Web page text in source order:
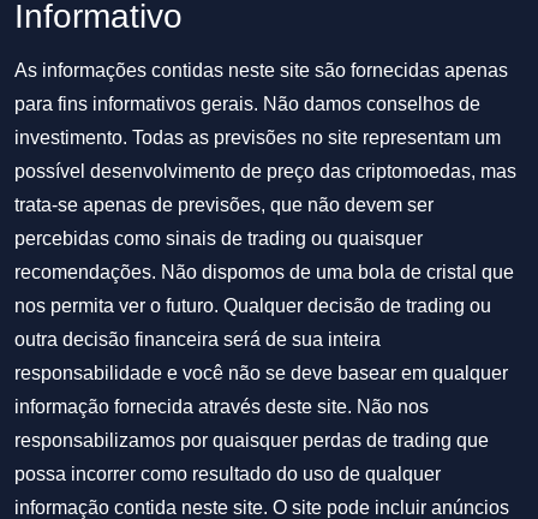
Informativo
As informações contidas neste site são fornecidas apenas
para fins informativos gerais. Não damos conselhos de
investimento. Todas as previsões no site representam um
possível desenvolvimento de preço das criptomoedas, mas
trata-se apenas de previsões, que não devem ser
percebidas como sinais de trading ou quaisquer
recomendações. Não dispomos de uma bola de cristal que
nos permita ver o futuro. Qualquer decisão de trading ou
outra decisão financeira será de sua inteira
responsabilidade e você não se deve basear em qualquer
informação fornecida através deste site. Não nos
responsabilizamos por quaisquer perdas de trading que
possa incorrer como resultado do uso de qualquer
informação contida neste site. O site pode incluir anúncios